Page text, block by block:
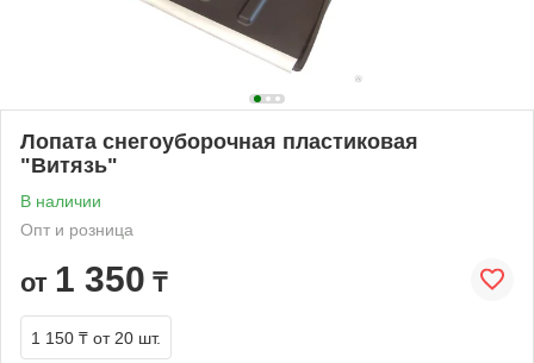
Лопата снегоуборочная пластиковая
"Витязь"
В наличии
Опт и розница
от 1 350 ₸
1 150 ₸ от 20 шт.